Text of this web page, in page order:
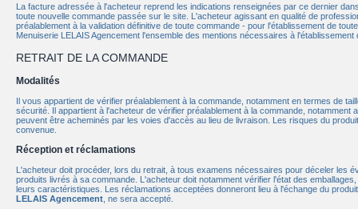
La facture adressée à l'acheteur reprend les indications renseignées par ce dernier
toute nouvelle commande passée sur le site. L'acheteur agissant en qualité de
préalablement à la validation définitive de toute commande - pour l'établissement de
Menuiserie LELAIS Agencement l'ensemble des mentions nécessaires à
RETRAIT DE LA COMMANDE
Modalités
Il vous appartient de vérifier préalablement à la commande, notamment en termes de
sécurité. Il appartient à l'acheteur de vérifier préalablement à la commande,
peuvent être acheminés par les voies d'accès au lieu de livraison. Les risques du
convenue.
Réception et réclamations
L'acheteur doit procéder, lors du retrait, à tous examens nécessaires pour déceler les
produits livrés à sa commande. L'acheteur doit notamment vérifier l'état des
leurs caractéristiques. Les réclamations acceptées donneront lieu à l'échange du
LELAIS Agencement , ne sera accepté.